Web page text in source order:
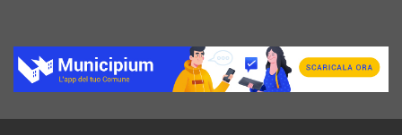
Title